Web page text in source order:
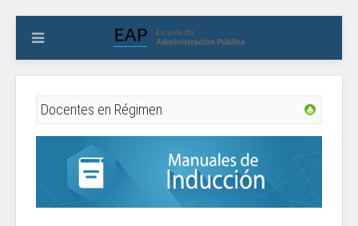
Docentes en Régimen